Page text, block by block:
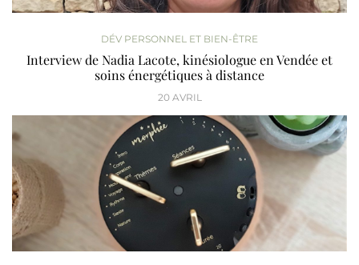
DÉV PERSONNEL ET BIEN-ÊTRE
Interview de Nadia Lacote, kinésiologue en Vendée et
soins énergétiques à distance
20 AVRIL